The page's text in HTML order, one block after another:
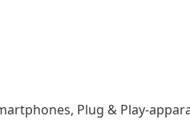
Plug & Play-